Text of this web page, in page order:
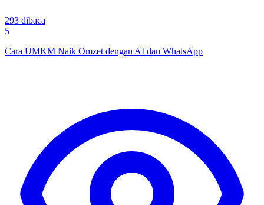
293 dibaca
5
Cara UMKM Naik Omzet dengan AI dan WhatsApp